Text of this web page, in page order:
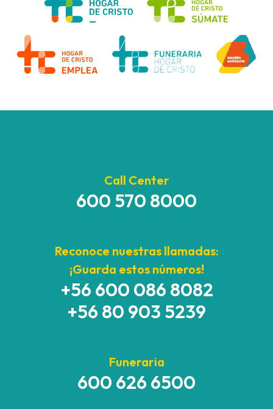
Call Center
600 570 8000
Reconoce nuestras llamadas:
¡Guarda estos números!
+56 600 086 8082
+56 80 903 5239
Funeraria
600 626 6500